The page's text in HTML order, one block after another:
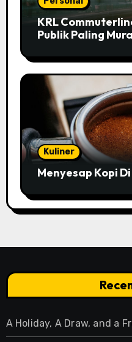
KRL
Publik Paling
Kuliner
Menyesap Kopi
A Holiday, A Draw, and a